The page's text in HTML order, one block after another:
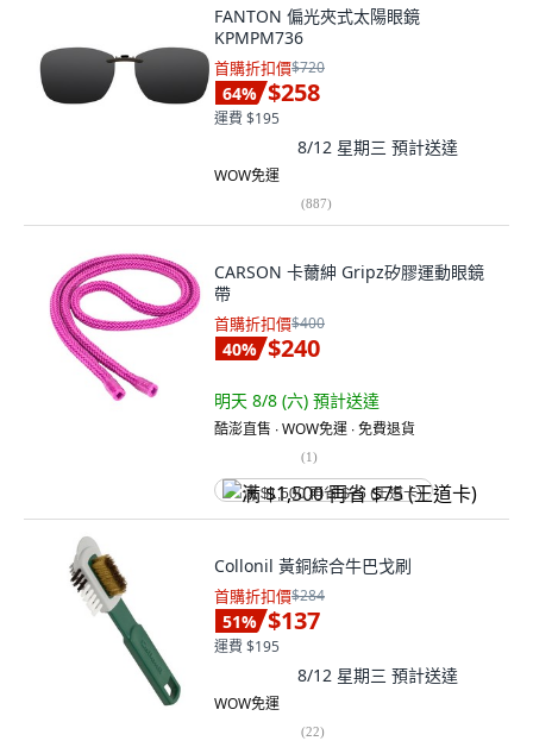
FANTON 偏光夾式太陽眼鏡
KPMPM736
首購折扣價$720
64% $258
運費 $195
8/12 星期三 預計送達
WOW免運
(887)
CARSON 卡薾紳 Gripz矽膠運動眼鏡
帶
首購折扣價$400
40% $240
明天 8/8 (六) 預計送達
酷澎直售 ∙ WOW免運 ∙ 免費退貨
(1)
满 $1,500 再省 $75 (王道卡)
Collonil 黃銅綜合牛巴戈刷
首購折扣價$284
51% $137
運費 $195
8/12 星期三 預計送達
WOW免運
(22)